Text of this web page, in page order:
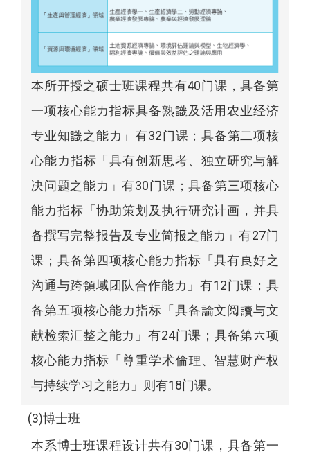
本所开授之硕士班课程共有40门课，具备第
一项核心能力指标具备熟識及活用农业经济
专业知識之能力」有32门课；具备第二项核
心能力指标「具有创新思考、独立研究与解
决问题之能力」有30门课；具备第三项核心
能力指标「协助策划及执行研究计画，并具
备撰写完整报告及专业简报之能力」有27门
课；具备第四项核心能力指标「具有良好之
沟通与跨領域团队合作能力」有12门课；具
备第五项核心能力指标「具备論文阅讀与文
献检索汇整之能力」有24门课；具备第六项
核心能力指标「尊重学术倫理、智慧财产权
与持续学习之能力」则有18门课。
(3)博士班
本系博士班课程设计共有30门课，具备第一